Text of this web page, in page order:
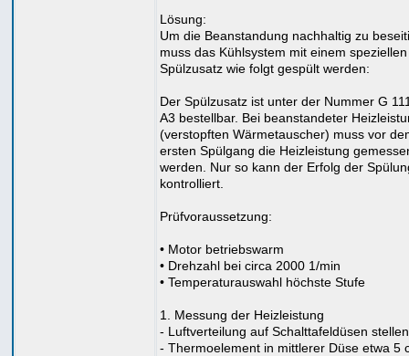
Lösung:
Um die Beanstandung nachhaltig zu
muss das Kühlsystem mit einem speziellen
Spülzusatz wie folgt gespült werden:
Der Spülzusatz ist unter der Nummer G
A3 bestellbar. Bei beanstandeter
(verstopften Wärmetauscher) muss vor
ersten Spülgang die Heizleistung
werden. Nur so kann der Erfolg der
kontrolliert.
Prüfvoraussetzung:
• Motor betriebswarm
• Drehzahl bei circa 2000 1/min
• Temperaturauswahl höchste Stufe
1. Messung der Heizleistung
- Luftverteilung auf Schalttafeldüsen stellen
- Thermoelement in mittlerer Düse etwa 5